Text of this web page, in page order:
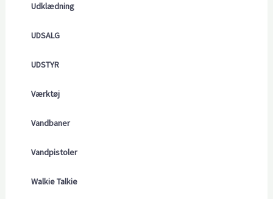
Udklædning
UDSALG
UDSTYR
Værktøj
Vandbaner
Vandpistoler
Walkie Talkie